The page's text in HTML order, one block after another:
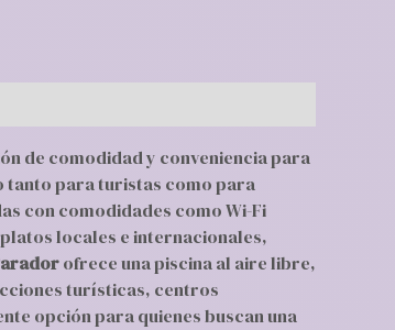
de comodidad y conveniencia para
tanto para turistas como para
con comodidades como Wi-Fi
locales e internacionales,
ofrece una piscina al aire libre,
turísticas, centros
opción para quienes buscan una